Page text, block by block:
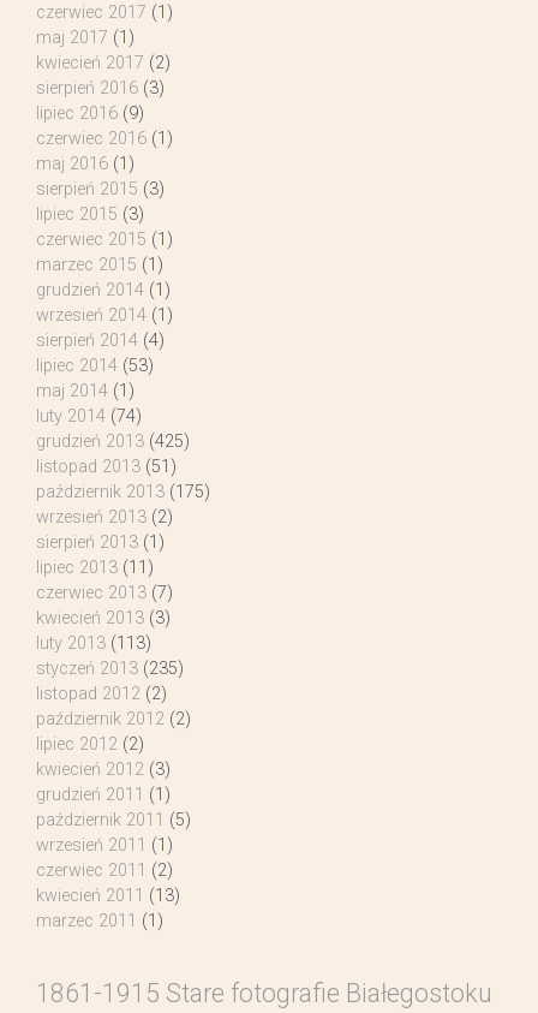
czerwiec 2017 (1)
maj 2017 (1)
kwiecień 2017 (2)
sierpień 2016 (3)
lipiec 2016 (9)
czerwiec 2016 (1)
maj 2016 (1)
sierpień 2015 (3)
lipiec 2015 (3)
czerwiec 2015 (1)
marzec 2015 (1)
grudzień 2014 (1)
wrzesień 2014 (1)
sierpień 2014 (4)
lipiec 2014 (53)
maj 2014 (1)
luty 2014 (74)
grudzień 2013 (425)
listopad 2013 (51)
październik 2013 (175)
wrzesień 2013 (2)
sierpień 2013 (1)
lipiec 2013 (11)
czerwiec 2013 (7)
kwiecień 2013 (3)
luty 2013 (113)
styczeń 2013 (235)
listopad 2012 (2)
październik 2012 (2)
lipiec 2012 (2)
kwiecień 2012 (3)
grudzień 2011 (1)
październik 2011 (5)
wrzesień 2011 (1)
czerwiec 2011 (2)
kwiecień 2011 (13)
marzec 2011 (1)
1861-1915 Stare fotografie Białegostoku